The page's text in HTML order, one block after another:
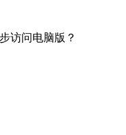
访问电脑版？